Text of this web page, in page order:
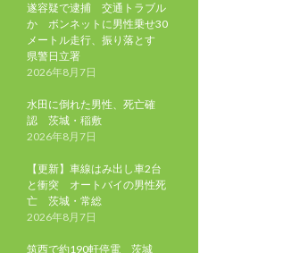
遂容疑で逮捕 交通トラブル
か ボンネットに男性乗せ30
メートル走行、振り落とす
県警日立署
2026年8月7日
水田に倒れた男性、死亡確
認 茨城・稲敷
2026年8月7日
【更新】車線はみ出し車2台
と衝突 オートバイの男性死
亡 茨城・常総
2026年8月7日
筑西で約190軒停電 茨城